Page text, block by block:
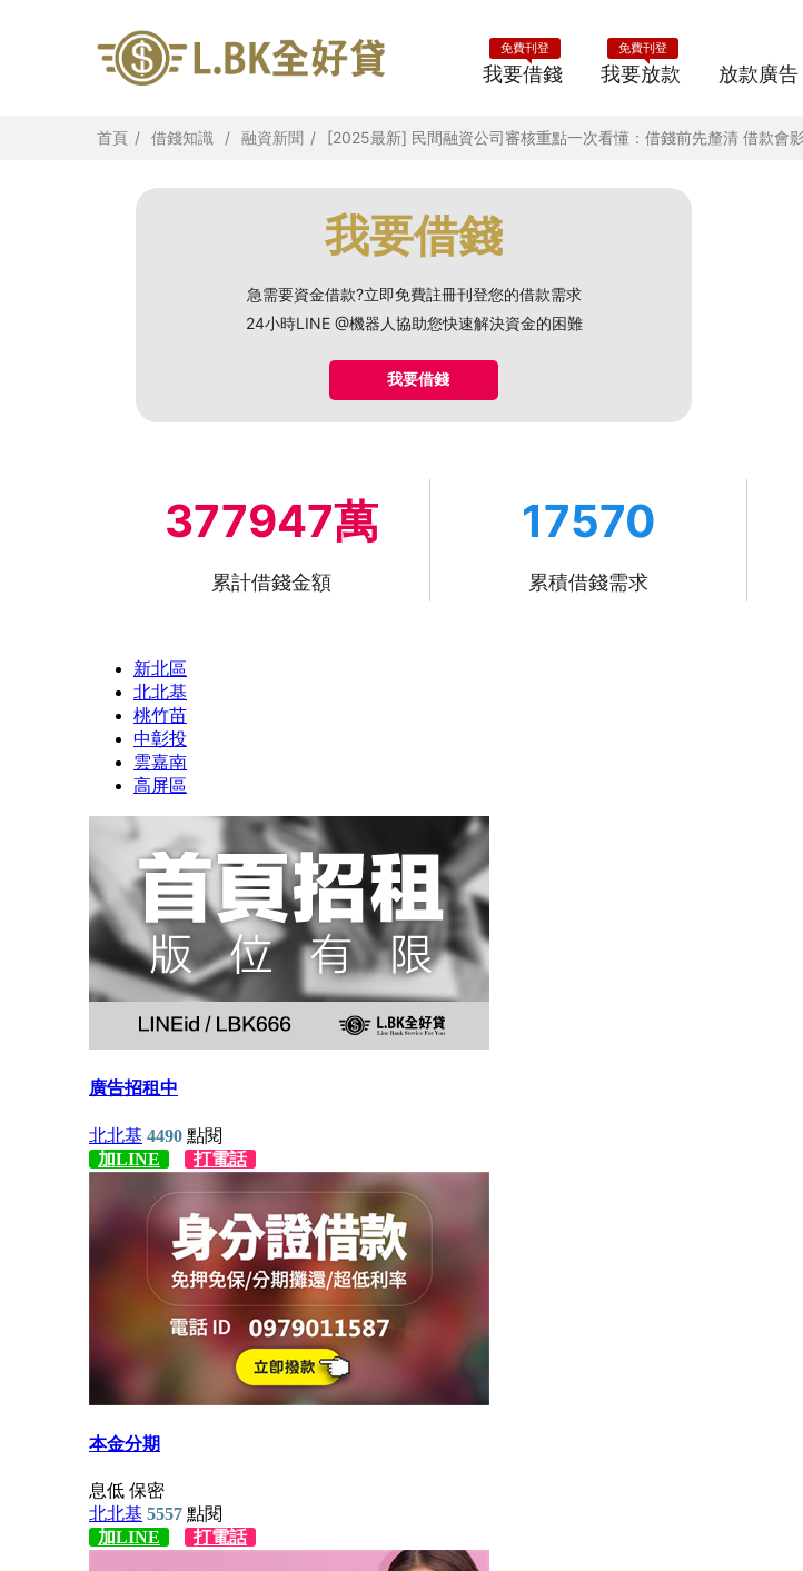
我要借錢
免費刊登
我要放款
免費刊登
放款廣告
首頁 借錢知識 融資新聞 [2025最新] 民間融資公司審核重點一次看懂：借錢前先釐清 借款會
我要借錢
急需要資金借款?立即免費註冊刊登您的借款需求
24小時LINE @機器人協助您快速解決資金的困難
我要借錢
377947萬
累計借錢金額
17570
累積借錢需求